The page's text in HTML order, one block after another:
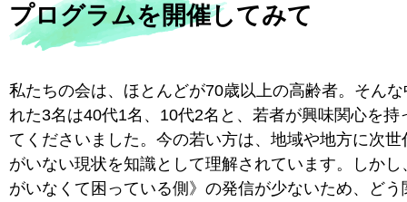
プログラムを開催してみて
私たちの会は、ほとんどが70歳以上の高齢者。そん
れた3名は40代1名、10代2名と、若者が興味関心を持
てくださいました。今の若い方は、地域や地方に次世
がいない現状を知識として理解されています。しかし
がいなくて困っている側》の発信が少ないため、どう